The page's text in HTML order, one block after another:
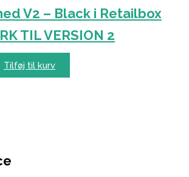
V2 – Black i Retailbox
TIL VERSION 2
Tilføj til kurv